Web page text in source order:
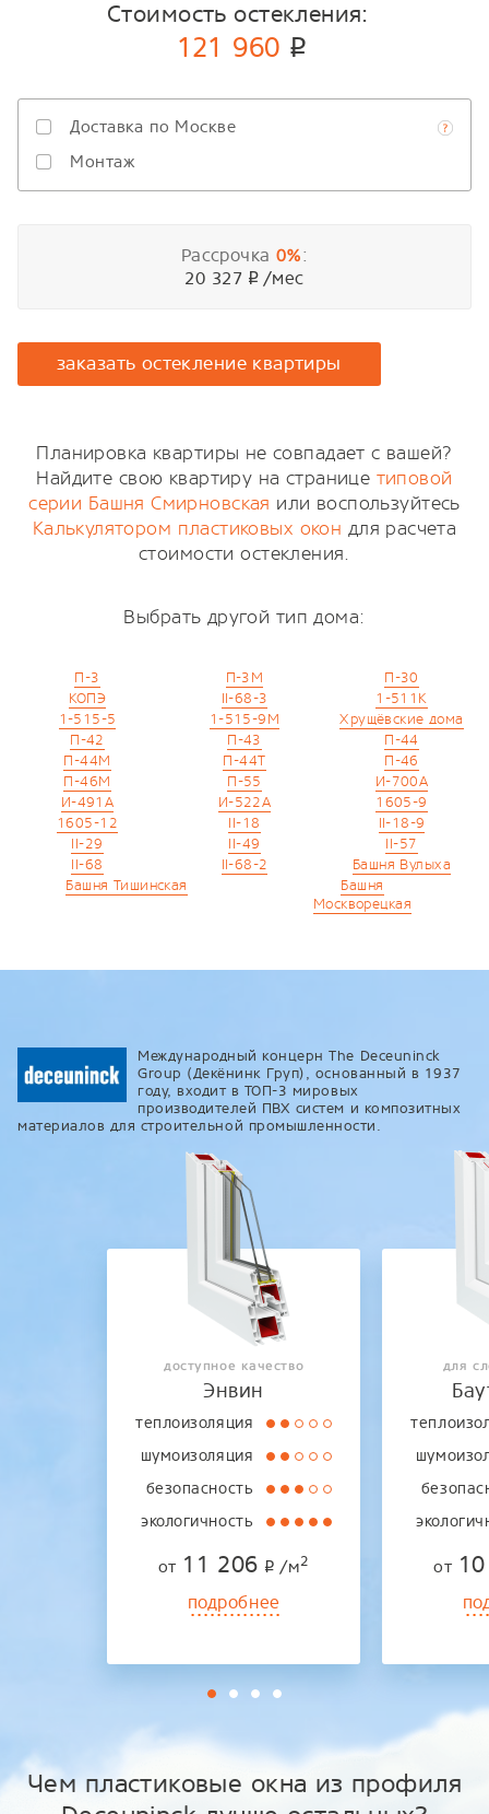
Стоимость остекления:
121 960 p
Доставка по Москве
Монтаж
Рассрочка 0%:
20 327 p /мес
заказать остекление квартиры
Планировка квартиры не совпадает с вашей?
Найдите свою квартиру на странице типовой
серии Башня Смирновская или воспользуйтесь
Калькулятором пластиковых окон для расчета
стоимости остекления.
Выбрать другой тип дома:
П-3 П-3М
П-30
КОПЭ
II-68-3
1-511К
1-515-5
1-515-9М
Хрущёвские дома
П-42
П-43
П-44
П-44М
П-44Т
П-46
П-46М
П-55
И-700А
И-491А
И-522А
1605-9
1605-12
II-18
II-18-9
II-29
II-49
II-57
II-68
II-68-2
Башня Вулыха
Башня Тишинская
Башня
Москворецкая
Международный концерн The Deceuninck
Group (Декёнинк Груп), основанный в 1937
году, входит в ТОП-3 мировых
производителей ПВХ систем и композитных
материалов для строительной промышленности.
доступное качество
Энвин
теплоизоляция
шумоизоляция
безопасность
экологичность
от 11 206 p /м2
подробнее
для
от
Чем пластиковые окна из профиля